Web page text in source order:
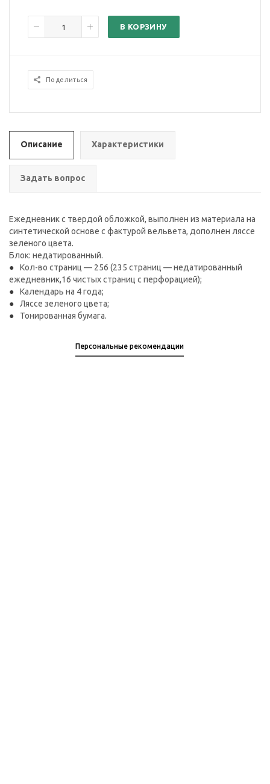
В КОРЗИНУ
Поделиться
Описание Характеристики
Задать вопрос
Ежедневник с твердой обложкой, выполнен из материала на
синтетической основе с фактурой вельвета, дополнен ляссе
зеленого цвета.
Блок: недатированный.
Кол-во страниц — 256 (235 страниц — недатированный
ежедневник,16 чистых страниц с перфорацией);
Календарь на 4 года;
Ляссе зеленого цвета;
Тонированная бумага.
Персональные рекомендации